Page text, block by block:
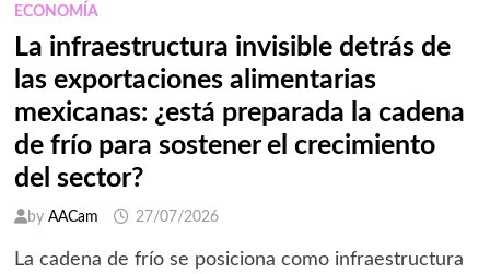
ECONOMÍA
La infraestructura invisible detrás de
las exportaciones alimentarias
mexicanas: ¿está preparada la cadena
de frío para sostener el crecimiento
del sector?
by AACam 27/07/2026
La cadena de frío se posiciona como infraestructura